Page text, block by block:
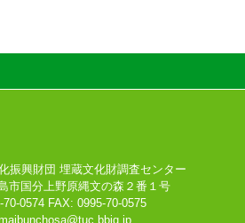
振興財団 埋蔵文化財調査センター
市国分上野原縄文の森２番１号
0574 FAX: 0995-70-0575